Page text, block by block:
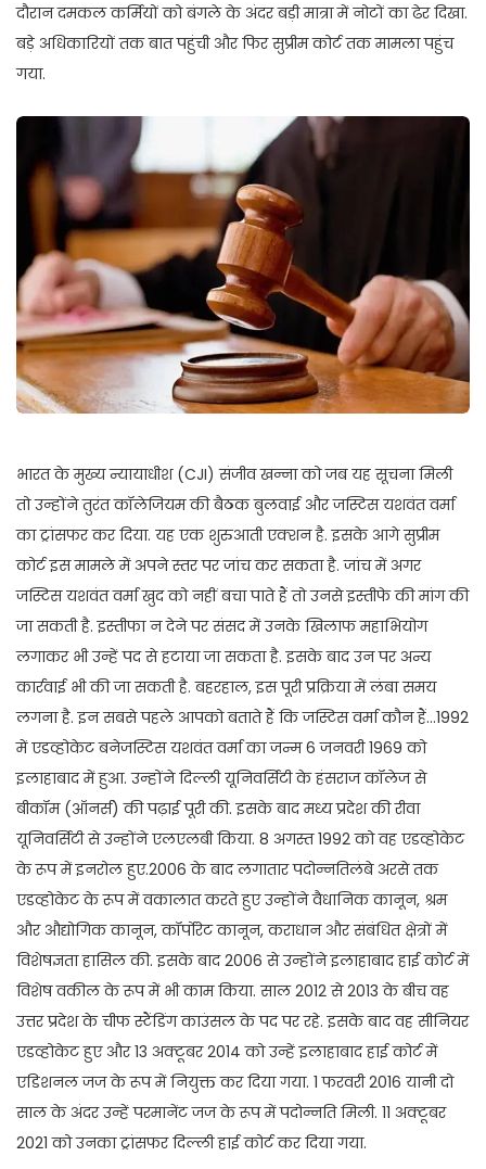
दौरान दमकल कर्मियों को बंगले के अंदर बड़ी मात्रा में नोटों का ढेर दिखा.
बड़े अधिकारियों तक बात पहुंची और फिर सुप्रीम कोर्ट तक मामला पहुंच
गया.
भारत के मुख्य न्यायाधीश (CJI) संजीव खन्ना को जब यह सूचना मिली
तो उन्होंने तुरंत कॉलेजियम की बैठक बुलवाई और जस्टिस यशवंत वर्मा
का ट्रांसफर कर दिया. यह एक शुरुआती एक्शन है. इसके आगे सुप्रीम
कोर्ट इस मामले में अपने स्तर पर जांच कर सकता है. जांच में अगर
जस्टिस यशवंत वर्मा खुद को नहीं बचा पाते हैं तो उनसे इस्तीफे की मांग की
जा सकती है. इस्तीफा न देने पर संसद में उनके खिलाफ महाभियोग
लगाकर भी उन्हें पद से हटाया जा सकता है. इसके बाद उन पर अन्य
कार्रवाई भी की जा सकती है. बहरहाल, इस पूरी प्रक्रिया में लंबा समय
लगना है. इन सबसे पहले आपको बताते हैं कि जस्टिस वर्मा कौन हैं…1992
में एडव्होकेट बनेजस्टिस यशवंत वर्मा का जन्म 6 जनवरी 1969 को
इलाहाबाद में हुआ. उन्होंने दिल्ली यूनिवर्सिटी के हंसराज कॉलेज से
बीकॉम (ऑनर्स) की पढ़ाई पूरी की. इसके बाद मध्य प्रदेश की रीवा
यूनिवर्सिटी से उन्होंने एलएलबी किया. 8 अगस्त 1992 को वह एडव्होकेट
के रूप में इनरोल हुए.2006 के बाद लगातार पदोन्नतिलंबे अरसे तक
एडव्होकेट के रूप में वकालात करते हुए उन्होंने वैधानिक कानून, श्रम
और औद्योगिक कानून, कॉर्पोरेट कानून, कराधान और संबंधित क्षेत्रों में
विशेषज्ञता हासिल की. इसके बाद 2006 से उन्होंने इलाहाबाद हाई कोर्ट में
विशेष वकील के रूप में भी काम किया. साल 2012 से 2013 के बीच वह
उत्तर प्रदेश के चीफ स्टैंडिंग काउंसल के पद पर रहे. इसके बाद वह सीनियर
एडव्होकेट हुए और 13 अक्टूबर 2014 को उन्हें इलाहाबाद हाई कोर्ट में
एडिशनल जज के रूप में नियुक्त कर दिया गया. 1 फरवरी 2016 यानी दो
साल के अंदर उन्हें परमानेंट जज के रूप में पदोन्नति मिली. 11 अक्टूबर
2021 को उनका ट्रांसफर दिल्ली हाई कोर्ट कर दिया गया.